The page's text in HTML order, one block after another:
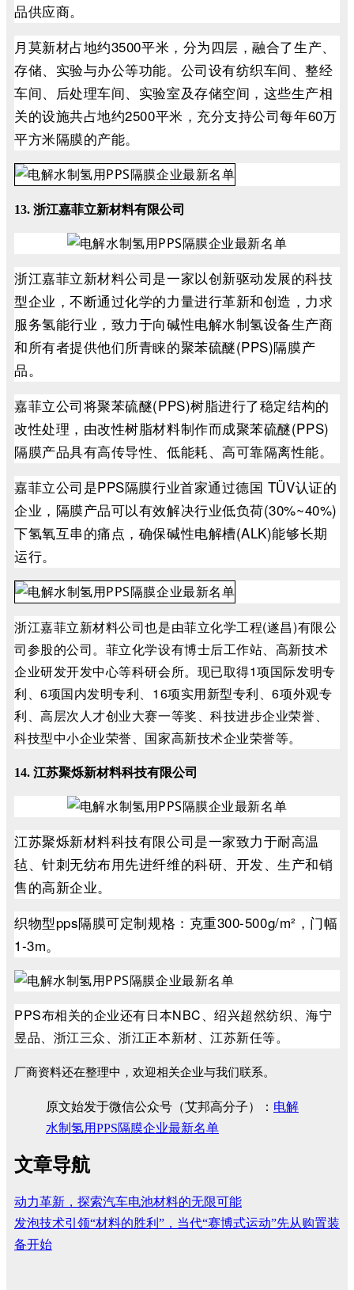
品供应商。
月莫新材占地约3500平米，分为四层，融合了生产、
存储、实验与办公等功能。公司设有纺织车间、整经
车间、后处理车间、实验室及存储空间，这些生产相
关的设施共占地约2500平米，充分支持公司每年60万
平方米隔膜的产能。
13. 浙江嘉菲立新材料有限公司
浙江嘉菲立新材料公司是一家以创新驱动发展的科技
型企业，不断通过化学的力量进行革新和创造，力求
服务氢能行业，致力于向碱性电解水制氢设备生产商
和所有者提供他们所青睐的聚苯硫醚(PPS)隔膜产
品。
嘉菲立公司将聚苯硫醚(PPS)树脂进行了稳定结构的
改性处理，由改性树脂材料制作而成聚苯硫醚(PPS)
隔膜产品具有高传导性、低能耗、高可靠隔离性能。
嘉菲立公司是PPS隔膜行业首家通过德国 TÜV认证的
企业，隔膜产品可以有效解决行业低负荷(30%~40%)
下氢氧互串的痛点，确保碱性电解槽(ALK)能够长期
运行。
浙江嘉菲立新材料公司也是由菲立化学工程(遂昌)有限公
司参股的公司。菲立化学设有博士后工作站、高新技术
企业研发开发中心等科研会所。现已取得1项国际发明专
利、6项国内发明专利、16项实用新型专利、6项外观专
利、高层次人才创业大赛一等奖、科技进步企业荣誉、
科技型中小企业荣誉、国家高新技术企业荣誉等。
14. 江苏聚烁新材料科技有限公司
江苏聚烁新材料科技有限公司是一家致力于耐高温
毡、针刺无纺布用先进纤维的科研、开发、生产和销
售的高新企业。
织物型pps隔膜可定制规格：克重300-500g/m²，门幅
1-3m。
PPS布相关的企业还有日本NBC、绍兴超然纺织、海宁
昱品、浙江三众、浙江正本新材、江苏新任等。
厂商资料还在整理中，欢迎相关企业与我们联系。
原文始发于微信公众号（艾邦高分子）： 电解
水制氢用PPS隔膜企业最新名单
文章导航
动力革新，探索汽车电池材料的无限可能
发泡技术引领“材料的胜利”，当代“赛博式运动”先从购置装
备开始